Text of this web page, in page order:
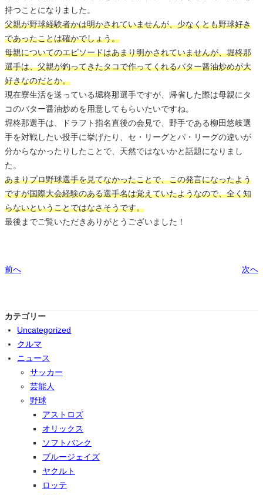
持つことになりました。
父親が野球経験者かは明かされていませんが、少なくとも野球好き
であったことは確かでしょう。
母親についてのエピソードはあまり明かされていませんが、堀柊那
選手は、父親が釣ってきたタコで作ってくれるバター醤油炒めが大
好きなのだとか。
現在寮生活を送っている堀柊那選手ですが、帰省した際は母親にタ
コのバター醤油炒めを用意してもらいたいですね。
堀柊那選手は、ドラフト指名直後の会見で、野手である柳田悠岐選
手を対戦したい投手に挙げたり、セ・リーグとパ・リーグの違いが
分からなかったりしたことで、天然ではないかと話題になりまし
た。
あまりプロ野球選手を見てなかったことで、この発言になったよう
ですが国際大会経験のある選手名は覚えていたようなので、全く知
らないということではなさそうです。
最後までご覧いただきありがとうございました！
前へ 次へ
カテゴリー
Uncategorized
クルマ
ニュース
サッカー
芸能人
野球
アストロズ
オリックス
ソフトバンク
ブルージェイズ
ヤクルト
ロッテ